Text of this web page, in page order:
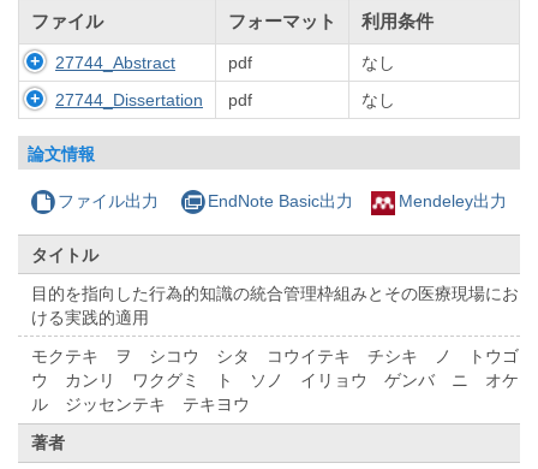
ファイル フォーマット 利用条件
27744_Abstract pdf
なし
27744_Dissertation
pdf なし
論文情報
ファイル出力 EndNote Basic出力 Mendeley出力
タイトル
目的を指向した行為的知識の統合管理枠組みとその医療現場にお
ける実践的適用
モクテキ ヲ シコウ シタ コウイテキ チシキ ノ トウゴ
ウ カンリ ワクグミ ト ソノ イリョウ ゲンバ ニ オケ
ル ジッセンテキ テキヨウ
著者